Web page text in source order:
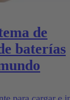
de
baterías